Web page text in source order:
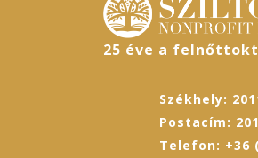
25 éve a
Székhely:
Postacím:
Telefon: +36